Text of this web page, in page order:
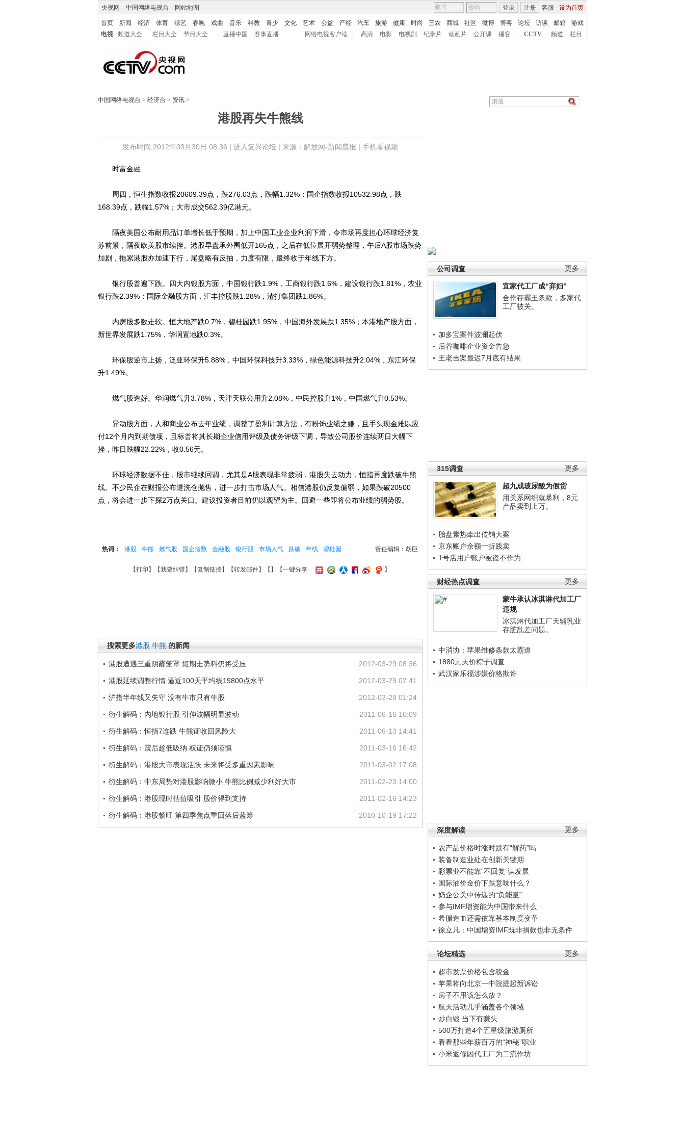
央视网 中国网络电视台 网站地图 客服 设为首页
登录 注册
首页 新闻 经济 体育 综艺 春晚 戏曲 音乐 科教 青少 文化 艺术 公益 产经 汽车 旅游 健康 时尚 三农 商城 社区 微博 博客 论坛 访谈 邮箱
游戏
电视
频道大全 栏目大全 节目大全 直播中国 赛事直播 网络电视客户端 高清 电影 电视剧 纪录片 动画片 公开课 播客 CCTV 频道 栏目
中国网络电视台 > 经济台 > 资讯 >
港股再失牛熊线
发布时间:2012年03月30日 08:36 | 进入复兴论坛 | 来源：解放网-新闻晨报 | 手机看视频
更多
公司调查
宜家代工厂成“弃妇”
合作存霸王条款，多家代
工厂被关。
加多宝案件波澜起伏
后谷咖啡企业资金告急
王老吉案最迟7月底有结果
更多
315调查
超九成玻尿酸为假货
用关系网织就暴利，8元
产品卖到上万。
胎盘素热牵出传销大案
京东账户余额一折贱卖
1号店用户账户被盗不作为
更多
财经热点调查
蒙牛承认冰淇淋代加工厂
违规
冰淇淋代加工厂天辅乳业
存脏乱差问题。
中消协：苹果维修条款太霸道
1880元天价粽子调查
武汉家乐福涉嫌价格欺诈
更多
深度解读
农产品价格时涨时跌有“解药”吗
装备制造业处在创新关键期
彩票业不能靠“不回复”谋发展
国际油价金价下跌意味什么？
奶企公关中传递的“负能量”
参与IMF增资能为中国带来什么
希腊造血还需依靠基本制度变革
徐立凡：中国增资IMF既非捐款也非无条件
更多
论坛精选
超市发票价格包含税金
苹果将向北京一中院提起新诉讼
房子不用该怎么放？
航天活动几乎涵盖各个领域
炒白银 当下有赚头
500万打造4个五星级旅游厕所
看看那些年薪百万的“神秘”职业
小米返修因代工厂为二流作坊
时富金融
周四，恒生指数收报20609.39点，跌276.03点，跌幅1.32%；国企指数收报10532.98点，跌
168.39点，跌幅1.57%；大市成交562.39亿港元。
隔夜美国公布耐用品订单增长低于预期，加上中国工业企业利润下滑，令市场再度担心环球经济复
苏前景，隔夜欧美股市续挫。港股早盘承外围低开165点，之后在低位展开弱势整理，午后A股市场跌势
加剧，拖累港股亦加速下行，尾盘略有反抽，力度有限，最终收于年线下方。
银行股普遍下跌。四大内银股方面，中国银行跌1.9%，工商银行跌1.6%，建设银行跌1.81%，农业
银行跌2.39%；国际金融股方面，汇丰控股跌1.28%，渣打集团跌1.86%。
内房股多数走软。恒大地产跌0.7%，碧桂园跌1.95%，中国海外发展跌1.35%；本港地产股方面，
新世界发展跌1.75%，华润置地跌0.3%。
环保股逆市上扬，泛亚环保升5.88%，中国环保科技升3.33%，绿色能源科技升2.04%，东江环保
升1.49%。
燃气股造好。华润燃气升3.78%，天津天联公用升2.08%，中民控股升1%，中国燃气升0.53%。
异动股方面，人和商业公布去年业绩，调整了盈利计算方法，有粉饰业绩之嫌，且手头现金难以应
付12个月内到期债项，且标普将其长期企业信用评级及债务评级下调，导致公司股价连续两日大幅下
挫，昨日跌幅22.22%，收0.56元。
环球经济数据不佳，股市继续回调，尤其是A股表现非常疲弱，港股失去动力，恒指再度跌破牛熊
线。不少民企在财报公布遭洗仓抛售，进一步打击市场人气。相信港股仍反复偏弱，如果跌破20500
点，将会进一步下探2万点关口。建议投资者目前仍以观望为主。回避一些即将公布业绩的弱势股。
责任编辑：胡巨
热词： 港股 牛熊 燃气股 国企指数 金融股 银行股 市场人气 跌破 年线 碧桂园
【打印 】【我要纠错】【复制链接】【转发邮件】【 】 【一键分享 】
搜索更多港股 牛熊 的新闻
2012-03-29 08:36
港股遭遇三重阴霾笼罩 短期走势料仍将受压
2012-03-29 07:41
港股延续调整行情 逼近100天平均线19800点水平
2012-03-28 01:24
沪指半年线又失守 没有牛市只有牛股
2011-06-16 16:09
衍生解码：内地银行股 引伸波幅明显波动
2011-06-13 14:41
衍生解码：恒指7连跌 牛熊证收回风险大
2011-03-16 16:42
衍生解码：震后趁低吸纳 权证仍须谨慎
2011-03-02 17:08
衍生解码：港股大市表现活跃 未来将受多重因素影响
2011-02-23 14:00
衍生解码：中东局势对港股影响微小 牛熊比例减少利好大市
2011-02-16 14:23
衍生解码：港股现时估值吸引 股价得到支持
2010-10-19 17:22
衍生解码：港股畅旺 第四季焦点重回落后蓝筹